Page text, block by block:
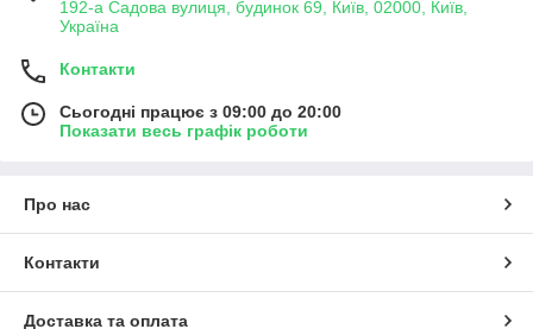
192-а Садова вулиця, будинок 69, Київ, 02000, Київ,
Україна
Контакти
Сьогодні працює з 09:00 до 20:00
Показати весь графік роботи
Про нас
Контакти
Доставка та оплата